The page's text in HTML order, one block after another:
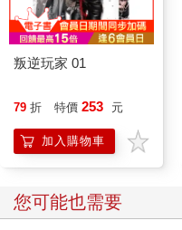
叛逆玩家 01
79 折 特價 253 元
加入購物車
您可能也需要